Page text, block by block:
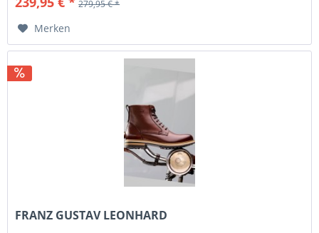
279,95 € *
Merken
FRANZ GUSTAV LEONHARD